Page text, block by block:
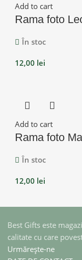
Add to cart
Rama foto
În stoc
12,00 lei
Add to cart
Rama foto
În stoc
12,00 lei
Best Gifts este
calitate cu care
Urmărește-ne